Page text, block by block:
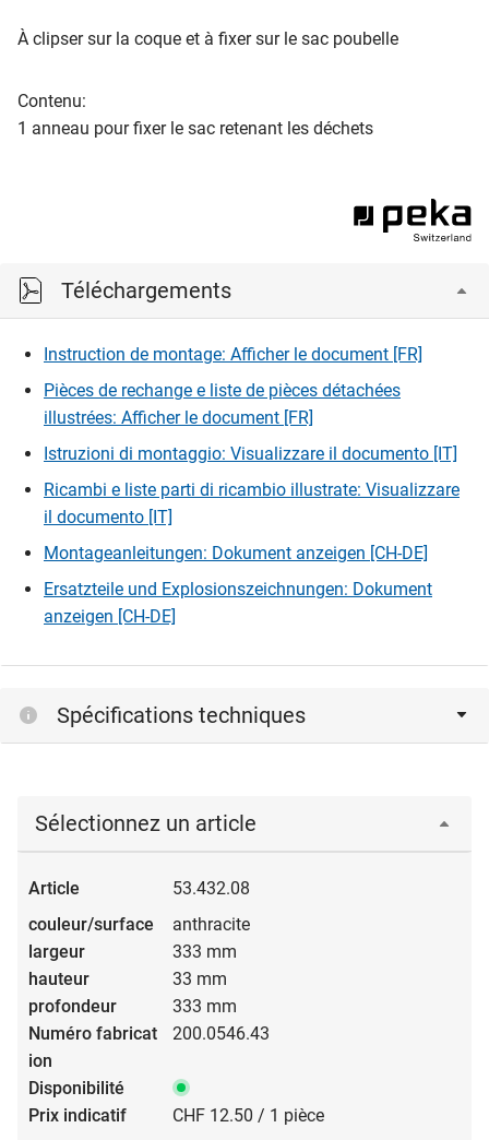
À clipser sur la coque et à fixer sur le sac poubelle
Contenu:
1 anneau pour fixer le sac retenant les déchets
Téléchargements
Instruction de montage: Afficher le document [FR]
Pièces de rechange e liste de pièces détachées
illustrées: Afficher le document [FR]
Istruzioni di montaggio: Visualizzare il documento [IT]
Ricambi e liste parti di ricambio illustrate: Visualizzare
il documento [IT]
Montageanleitungen: Dokument anzeigen [CH-DE]
Ersatzteile und Explosionszeichnungen: Dokument
anzeigen [CH-DE]
Spécifications techniques
Sélectionnez un article
53.432.08
anthracite
333 mm
33 mm
333 mm
200.0546.43
CHF 12.50 / 1 pièce